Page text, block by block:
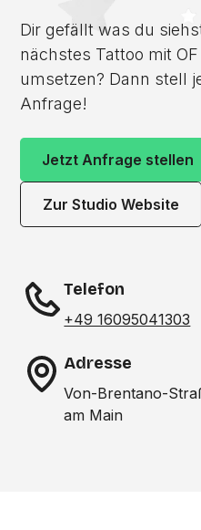
Dir gefällt was du
nächstes Tattoo mit
umsetzen? Dann stell
Anfrage!
Jetzt Anfrage stellen
Zur Studio Website
Telefon
+49 16095041303
Adresse
Von-Brentano-
am Main